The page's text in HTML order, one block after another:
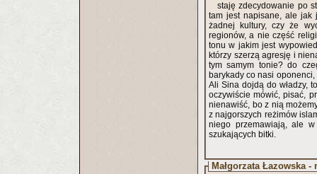
staję zdecydowanie po
tam jest napisane, ale jak
żadnej kultury, czy że
regionów, a nie część
tonu w jakim jest
którzy szerzą agresję i
tym samym tonie? do
barykady co nasi
Ali Sina dojdą do władzy,
oczywiście mówić, pisać,
nienawiść, bo z nią
z najgorszych reżimów
niego przemawiają, ale
szukających bitki.
Małgorzata Łazowska -